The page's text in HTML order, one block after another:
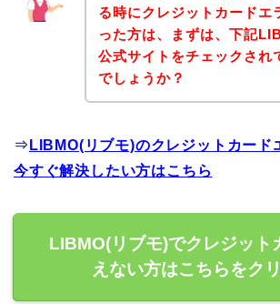
る時にクレジットカードエ
った方は、まずは、下記
公式サイトをチェックされ
でしょうか？
⇒ LIBMO(リブモ)のクレジットカード
今すぐ解決したい方はこちら
LIBMO(リブモ)でクレジット
えない方はこちらをク